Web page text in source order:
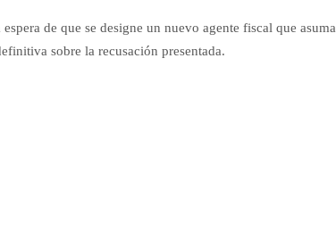
de que se designe un nuevo agente fiscal que asuma
sobre la recusación presentada.